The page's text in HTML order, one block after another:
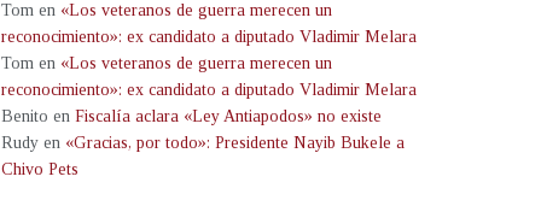
Tom en «Los veteranos de guerra merecen un
reconocimiento»: ex candidato a diputado Vladimir Melara
Tom en «Los veteranos de guerra merecen un
reconocimiento»: ex candidato a diputado Vladimir Melara
Benito en Fiscalía aclara «Ley Antiapodos» no existe
Rudy en «Gracias, por todo»: Presidente Nayib Bukele a
Chivo Pets